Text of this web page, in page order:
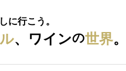
に行こう。
、ワインの世界。